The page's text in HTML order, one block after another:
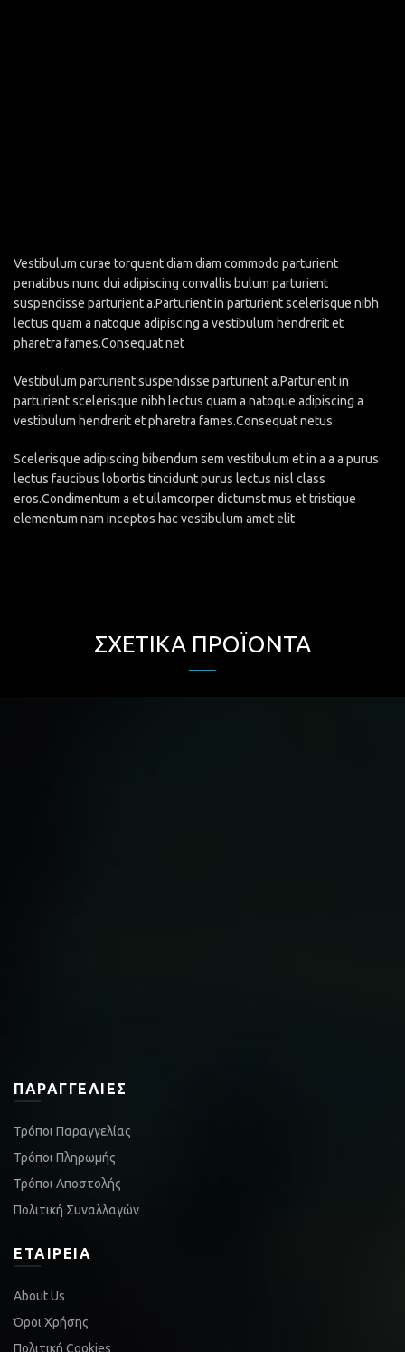
Vestibulum curae torquent diam diam commodo parturient
penatibus nunc dui adipiscing convallis bulum parturient
suspendisse parturient a.Parturient in parturient scelerisque nibh
lectus quam a natoque adipiscing a vestibulum hendrerit et
pharetra fames.Consequat net
Vestibulum parturient suspendisse parturient a.Parturient in
parturient scelerisque nibh lectus quam a natoque adipiscing a
vestibulum hendrerit et pharetra fames.Consequat netus.
Scelerisque adipiscing bibendum sem vestibulum et in a a a purus
lectus faucibus lobortis tincidunt purus lectus nisl class
eros.Condimentum a et ullamcorper dictumst mus et tristique
elementum nam inceptos hac vestibulum amet elit
ΣΧΕΤΙΚΆ ΠΡΟΪΌΝΤΑ
ΠΑΡΑΓΓΕΛΊΕΣ
Τρόποι Παραγγελίας
Τρόποι Πληρωμής
Τρόποι Αποστολής
Πολιτική Συναλλαγών
ΕΤΑΙΡΕΊΑ
About Us
Όροι Χρήσης
Πολιτική Cookies